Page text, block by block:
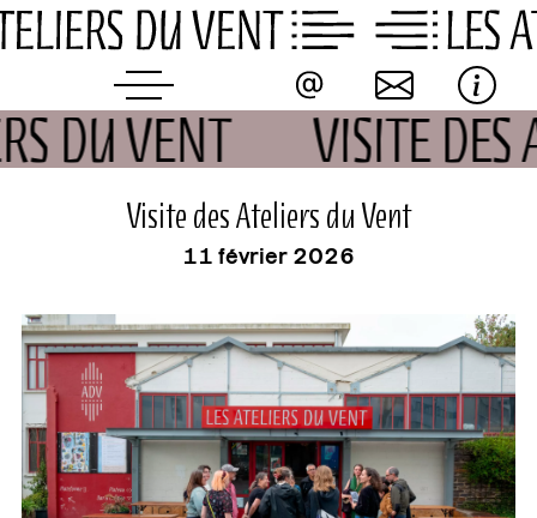
Skip
to
DU VENT VISITE
événement
Visite des Ateliers du Vent
11 février 2026